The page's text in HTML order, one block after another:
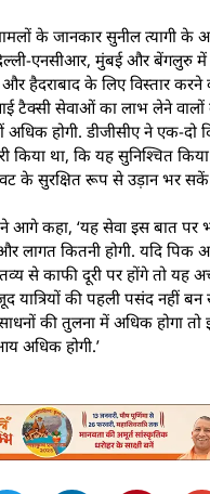
के जानकार सुनील त्यागी के
एनसीआर, मुंबई और बेंगलुरु में
हैदराबाद के लिए विस्तार करने
टैक्सी सेवाओं का लाभ लेने
होगी. डीजीसीए ने एक-दो
किया था, कि यह सुनिश्चित
के सुरक्षित रूप से उड़ान भर
ने आगे कहा, ‘यह सेवा इस बात पर
लागत कितनी होगी. यदि
से काफी दूरी पर होंगे तो यह
यात्रियों की पहली पसंद नहीं
की तुलना में अधिक होगा तो
अधिक होगी.’